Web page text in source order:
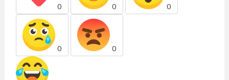
0 0 0
0 0